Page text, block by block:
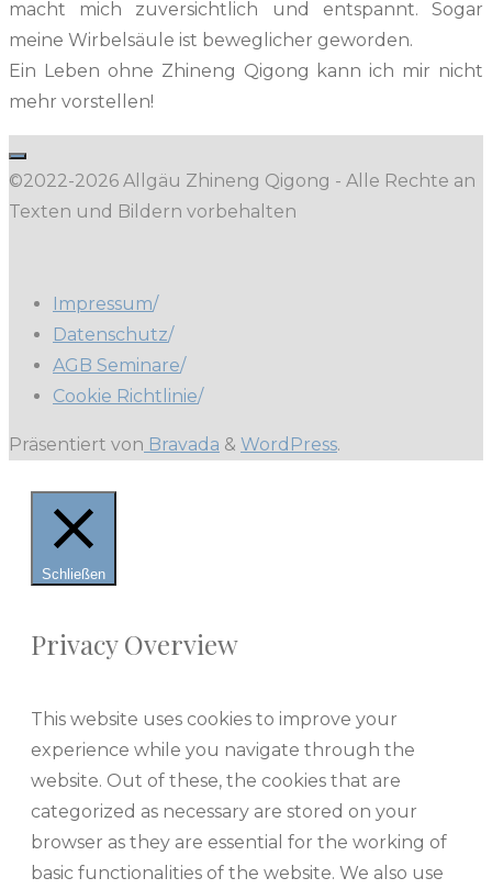
macht mich zuver­sichtlich und entspan­nt. Sog­ar
meine Wirbel­säule ist beweglich­er geworden.
Ein Leben ohne Zhi­neng Qigong kann ich mir nicht
mehr vorstellen!
©2022-2026 Allgäu Zhineng Qigong - Alle Rechte an
Texten und Bildern vorbehalten
Impressum/
Datenschutz/
AGB Seminare/
Cookie Richtlinie/
Präsentiert von Bravada & WordPress.
Schließen
Privacy Overview
This website uses cookies to improve your
experience while you navigate through the
website. Out of these, the cookies that are
categorized as necessary are stored on your
browser as they are essential for the working of
basic functionalities of the website. We also use